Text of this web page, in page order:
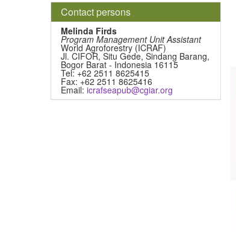
Contact persons
Melinda Firds
Program Management Unit Assistant
World Agroforestry (ICRAF)
Jl. CIFOR, Situ Gede, Sindang Barang,
Bogor Barat - Indonesia 16115
Tel: +62 2511 8625415
Fax: +62 2511 8625416
Email: icrafseapub@cgiar.org